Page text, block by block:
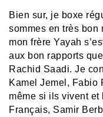
Bien sur, je boxe
sommes en très bon
mon frère Yayah
aux bon rapports
Rachid Saadi. Je
Kamel Jemel, Fabio
même si ils vivent
Français, Samir